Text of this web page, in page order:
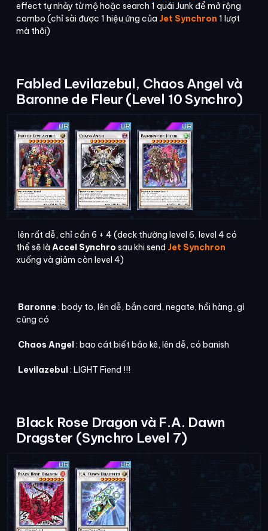
effect tự nhảy từ mộ hoặc search 1 quái Junk để mở rộng
combo (chỉ sài được 1 hiệu ứng của Jet Synchron 1 lượt
mà thôi)
Fabled Levilazebul, Chaos Angel và
Baronne de Fleur (Level 10 Synchro)
lên rất dễ, chỉ cần 6 + 4 (deck thường level 6, level 4 có
thể sẽ là Accel Synchro sau khi send Jet Synchron
xuống và giảm còn level 4)
Baronne: body to, lên dễ, bắn card, negate, hồi hàng, gì
cũng có
Chaos Angel: bao cát biết bảo kê, lên dễ, có banish
Levilazebul: LIGHT Fiend !!!
Black Rose Dragon và F.A. Dawn
Dragster (Synchro Level 7)